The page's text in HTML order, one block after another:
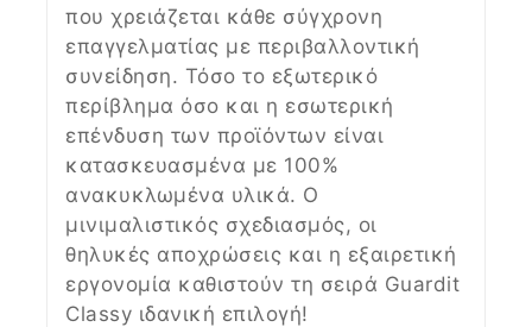
που χρειάζεται κάθε σύγχρονη
επαγγελματίας με περιβαλλοντική
συνείδηση. Τόσο το εξωτερικό
περίβλημα όσο και η εσωτερική
επένδυση των προϊόντων είναι
κατασκευασμένα με 100%
ανακυκλωμένα υλικά. Ο
μινιμαλιστικός σχεδιασμός, οι
θηλυκές αποχρώσεις και η εξαιρετική
εργονομία καθιστούν τη σειρά Guardit
Classy ιδανική επιλογή!